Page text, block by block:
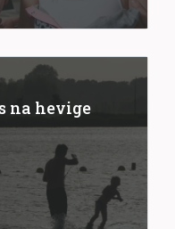
na hevige